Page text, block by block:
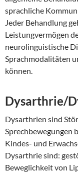
sprachliche
Jeder Behandlung
Leistungvermögen
neurolinguistische
Sprachmodalitäten
können.
Dysarthrie/
Dysarthrien sind
Sprechbewegungen
Kindes- und
Dysarthrie sind:
Beweglichkeit von